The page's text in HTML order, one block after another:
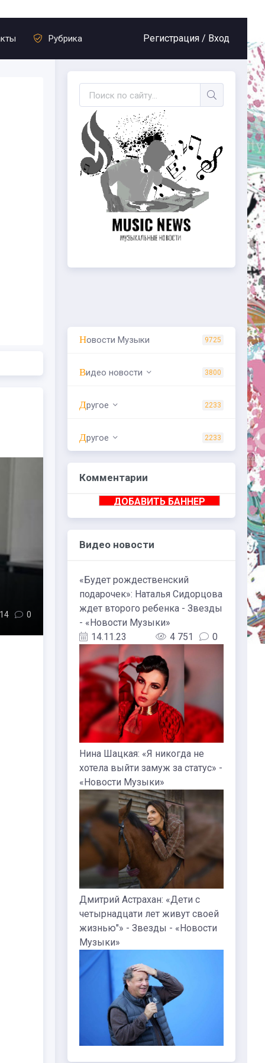
Рубрика Регистрация / Вход
0
Новости Музыки 9725
Видео новости 3800
Другое 2233
Другое 2233
Комментарии
ДОБАВИТЬ БАННЕР
Видео новости
«Будет рождественский
подарочек»: Наталья Сидорцова
ждет второго ребенка - Звезды
- «Новости Музыки»
14.11.23
4 751 0
Нина Шацкая: «Я никогда не
хотела выйти замуж за статус» -
«Новости Музыки»
Дмитрий Астрахан: «Дети с
четырнадцати лет живут своей
жизнью"» - Звезды - «Новости
Музыки»